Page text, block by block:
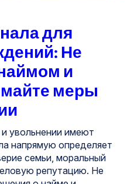
для
Не
и
меры
увольнении имеют
напрямую определяет
семьи, моральный
репутацию. Не